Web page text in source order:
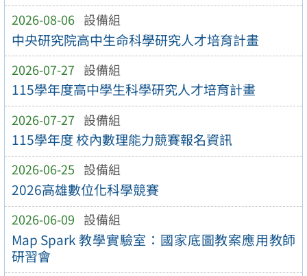
2026-08-06 設備組
中央研究院高中生命科學研究人才培育計畫
2026-07-27 設備組
115學年度高中學生科學研究人才培育計畫
2026-07-27 設備組
115學年度 校內數理能力競賽報名資訊
2026-06-25 設備組
2026高雄數位化科學競賽
2026-06-09 設備組
Map Spark 教學實驗室：國家底圖教案應用教師
研習會